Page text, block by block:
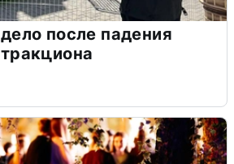
после падения